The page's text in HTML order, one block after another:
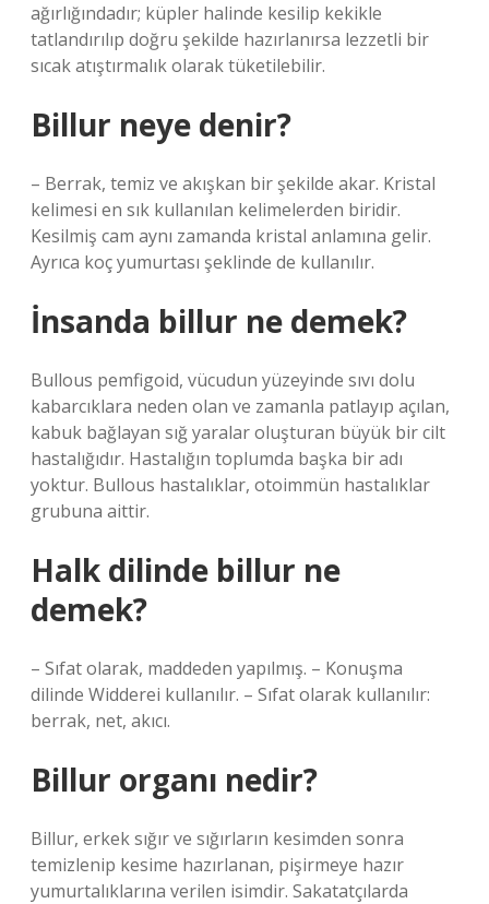
ağırlığındadır; küpler halinde kesilip kekikle
tatlandırılıp doğru şekilde hazırlanırsa lezzetli bir
sıcak atıştırmalık olarak tüketilebilir.
Billur neye denir?
– Berrak, temiz ve akışkan bir şekilde akar. Kristal
kelimesi en sık kullanılan kelimelerden biridir.
Kesilmiş cam aynı zamanda kristal anlamına gelir.
Ayrıca koç yumurtası şeklinde de kullanılır.
İnsanda billur ne demek?
Bullous pemfigoid, vücudun yüzeyinde sıvı dolu
kabarcıklara neden olan ve zamanla patlayıp açılan,
kabuk bağlayan sığ yaralar oluşturan büyük bir cilt
hastalığıdır. Hastalığın toplumda başka bir adı
yoktur. Bullous hastalıklar, otoimmün hastalıklar
grubuna aittir.
Halk dilinde billur ne
demek?
– Sıfat olarak, maddeden yapılmış. – Konuşma
dilinde Widderei kullanılır. – Sıfat olarak kullanılır:
berrak, net, akıcı.
Billur organı nedir?
Billur, erkek sığır ve sığırların kesimden sonra
temizlenip kesime hazırlanan, pişirmeye hazır
yumurtalıklarına verilen isimdir. Sakatatçılarda